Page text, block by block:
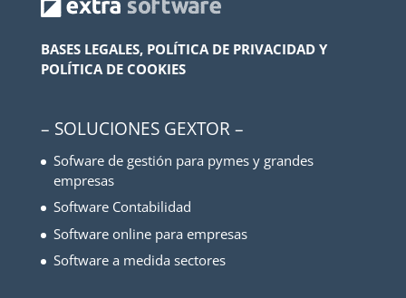
BASES LEGALES, POLÍTICA DE PRIVACIDAD Y
POLÍTICA DE COOKIES
– SOLUCIONES GEXTOR –
Sofware de gestión para pymes y grandes
empresas
Software Contabilidad
Software online para empresas
Software a medida sectores